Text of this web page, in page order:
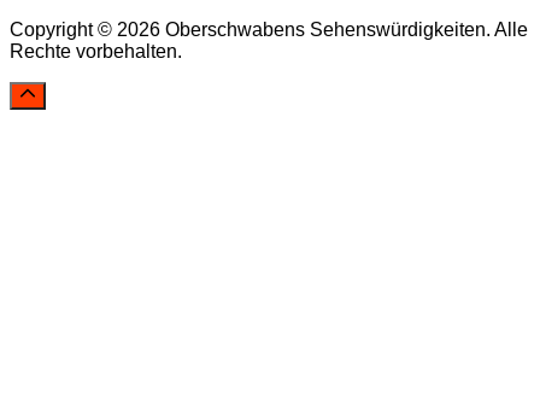
Copyright © 2026 Oberschwabens Sehenswürdigkeiten. Alle
Rechte vorbehalten.